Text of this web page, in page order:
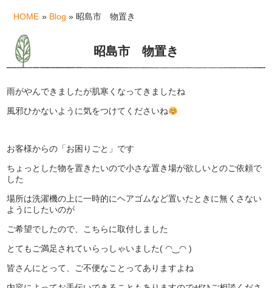
HOME » Blog » 昭島市 物置き
昭島市 物置き
雨がやんできましたが肌寒くなってきましたね
風邪ひかないように気をつけてくださいね
お客様からの「お困りごと」です
ちょっとした物を置きたいので小さな置き場が欲しいとのご依頼で
した
場所は洗濯機の上に一時的にヘアゴムなど置いたときに無くさない
ようにしたいのが
ご希望でしたので、こちらに取付しました
とてもご満足されていらっしゃいました( ◠‿◠ )
皆さんにとって、ご不便なことってありますよね